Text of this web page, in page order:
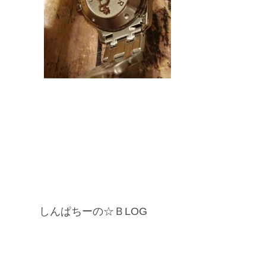
しんぱちーの☆ＢLOG